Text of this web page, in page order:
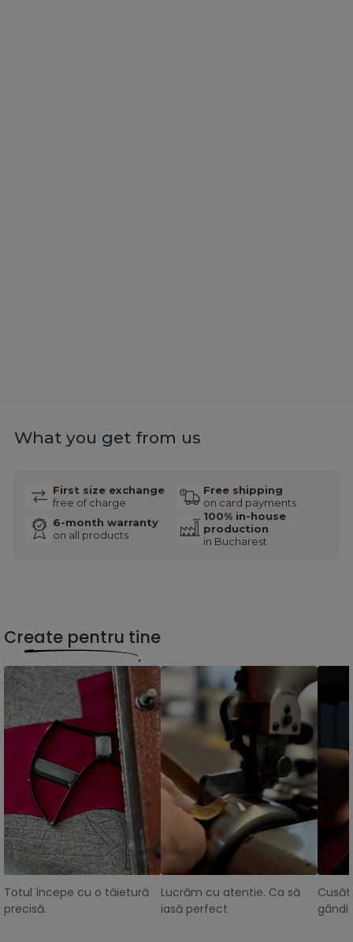
What you get from us
First size exchange
free of charge
Free shipping
on card payments
6-month warranty
on all products
100% in-house
production
in Bucharest
Create pentru tine
Totul începe cu o tăietură
precisă.
Lucrăm cu atentie. Ca să
iasă perfect